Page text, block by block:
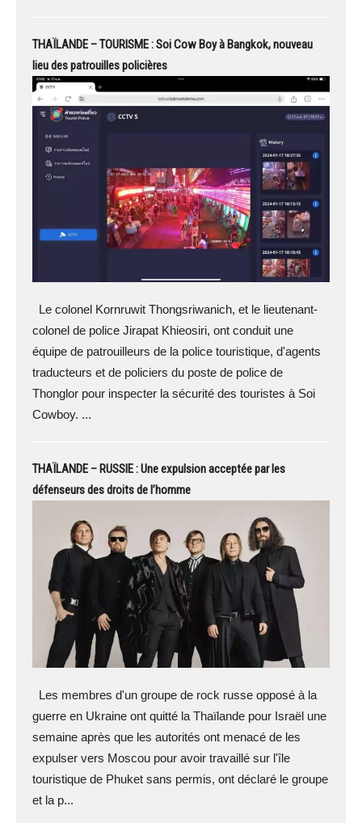
THAÏLANDE – TOURISME : Soi Cow Boy à Bangkok, nouveau
lieu des patrouilles policières
Le colonel Kornruwit Thongsriwanich, et le lieutenant-
colonel de police Jirapat Khieosiri, ont conduit une
équipe de patrouilleurs de la police touristique, d'agents
traducteurs et de policiers du poste de police de
Thonglor pour inspecter la sécurité des touristes à Soi
Cowboy. ...
THAÏLANDE – RUSSIE : Une expulsion acceptée par les
défenseurs des droits de l’homme
Les membres d'un groupe de rock russe opposé à la
guerre en Ukraine ont quitté la Thaïlande pour Israël une
semaine après que les autorités ont menacé de les
expulser vers Moscou pour avoir travaillé sur l'île
touristique de Phuket sans permis, ont déclaré le groupe
et la p...